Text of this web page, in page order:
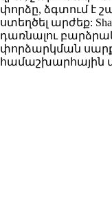
փորձը, ձգտում է
ստեղծել արժեք:
դառնալու
փորձարկման
համաշխարհային